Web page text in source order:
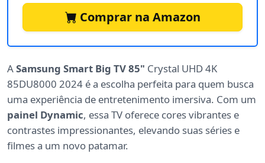
Comprar na Amazon
ASamsung Smart Big TV 85" Crystal UHD 4K
85DU8000 2024 é a escolha perfeita para quem busca
uma experiência de entretenimento imersiva. Com um
painel Dynamic, essa TV oferece cores vibrantes e
contrastes impressionantes, elevando suas séries e
filmes a um novo patamar.